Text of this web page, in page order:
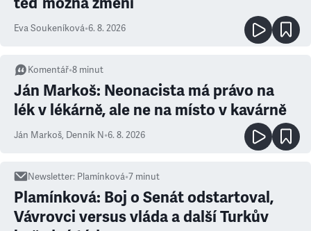
Eva Soukeníková•6. 8. 2026
Komentář•8 minut
Ján Markoš: Neonacista má právo na
lék v lékárně, ale ne na místo v kavárně
Ján Markoš, Denník N•6. 8. 2026
Newsletter: Plamínková•7 minut
Plamínková: Boj o Senát odstartoval,
Vávrovci versus vláda a další Turkův